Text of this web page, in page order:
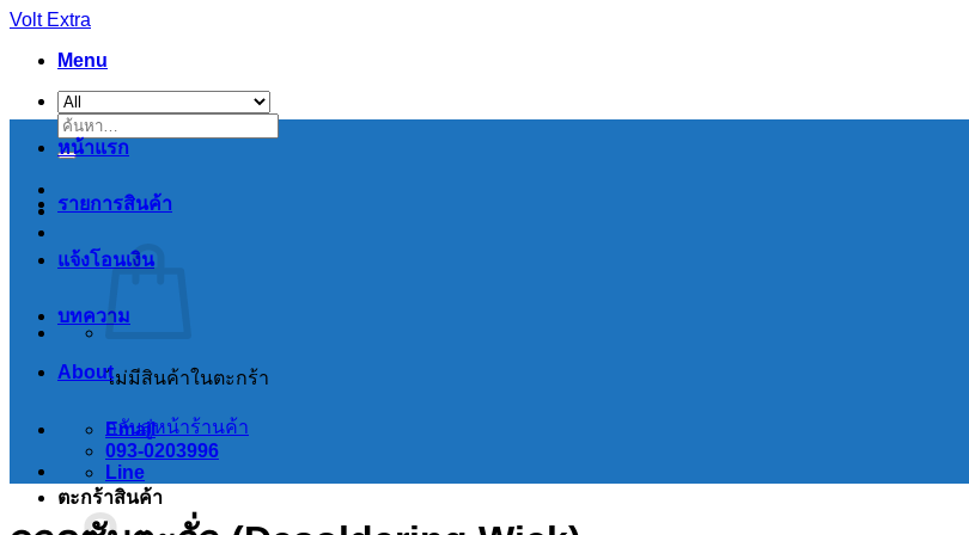
Skip
content
Volt Extra
Menu
ค้นหา:
ไม่มีสินค้าในตะกร้า
กลับสู่หน้าร้านค้า
ตะกร้าสินค้า
หน้าแรก
รายการสินค้า
แจ้งโอนเงิน
บทความ
About
Email
093-0203996
Line